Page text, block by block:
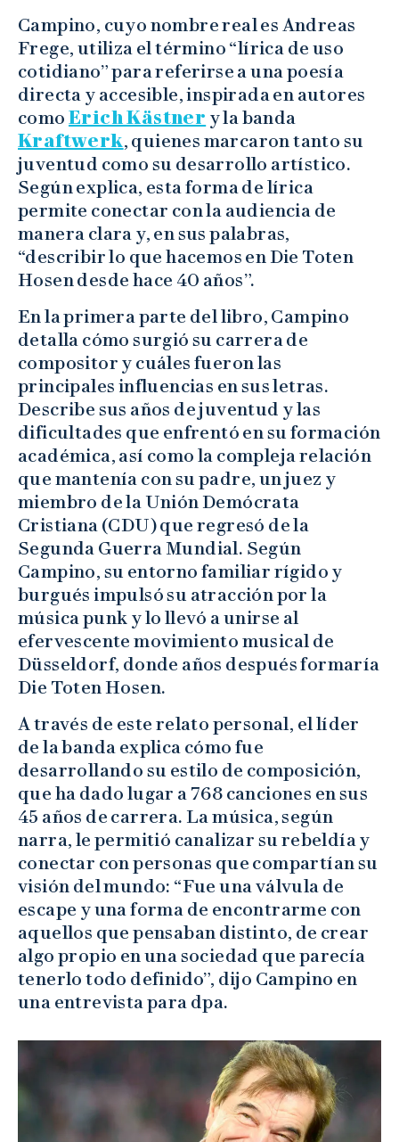
Campino, cuyo nombre real es Andreas
Frege, utiliza el término “lírica de uso
cotidiano” para referirse a una poesía
directa y accesible, inspirada en autores
como Erich Kästner y la banda
Kraftwerk, quienes marcaron tanto su
juventud como su desarrollo artístico.
Según explica, esta forma de lírica
permite conectar con la audiencia de
manera clara y, en sus palabras,
“describir lo que hacemos en Die Toten
Hosen desde hace 40 años”.
En la primera parte del libro, Campino
detalla cómo surgió su carrera de
compositor y cuáles fueron las
principales influencias en sus letras.
Describe sus años de juventud y las
dificultades que enfrentó en su formación
académica, así como la compleja relación
que mantenía con su padre, un juez y
miembro de la Unión Demócrata
Cristiana (CDU) que regresó de la
Segunda Guerra Mundial. Según
Campino, su entorno familiar rígido y
burgués impulsó su atracción por la
música punk y lo llevó a unirse al
efervescente movimiento musical de
Düsseldorf, donde años después formaría
Die Toten Hosen.
A través de este relato personal, el líder
de la banda explica cómo fue
desarrollando su estilo de composición,
que ha dado lugar a 768 canciones en sus
45 años de carrera. La música, según
narra, le permitió canalizar su rebeldía y
conectar con personas que compartían su
visión del mundo: “Fue una válvula de
escape y una forma de encontrarme con
aquellos que pensaban distinto, de crear
algo propio en una sociedad que parecía
tenerlo todo definido”, dijo Campino en
una entrevista para dpa.